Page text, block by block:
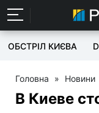
ОБСТРІЛ КИЄВА
Головна » Новини
В Киеве